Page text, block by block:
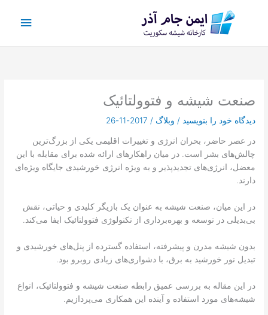
صنعت شیشه و فتوولتائیک
دیدگاه‌ خود را بنویسید / وبلاگ /
2017-11-26
در عصر حاضر، بحران انرژی و تغییرات اقلیمی یکی از بزرگ‌ترین
چالش‌های بشر است. در میان راهکارهای ارائه شده برای مقابله با این
معضل، انرژی‌های تجدیدپذیر و به ویژه انرژی خورشیدی جایگاه ویژه‌ای
دارند.
در این میان، صنعت شیشه به عنوان یک بازیگر کلیدی و حیاتی، نقش
بی‌بدیلی در توسعه و بهره‌برداری از تکنولوژی فتوولتائیک ایفا می‌کند.
بدون شیشه مدرن و پیشرفته، استفاده گسترده از پنل‌های خورشیدی و
تبدیل نور خورشید به برق، با دشواری‌های زیادی روبرو بود.
در این مقاله به بررسی عمیق رابطه صنعت شیشه و فتوولتائیک، انواع
شیشه‌های مورد استفاده و آینده این همکاری می‌پردازیم.